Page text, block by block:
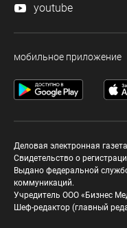
youtube
мобильное приложение
Деловая электронная
Свидетельство о
Выдано федеральной
коммуникаций.
Учредитель ООО «Бизнес
Шеф-редактор (главный